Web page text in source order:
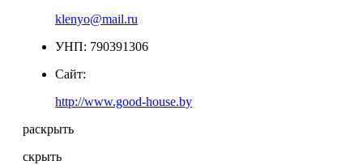
klenyo@mail.ru
УНП: 790391306
Сайт:
http://www.good-house.by
раскрыть
скрыть